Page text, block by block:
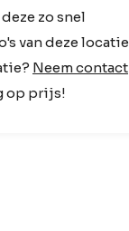
zo snel
van deze locatie
Neem contact
op prijs!